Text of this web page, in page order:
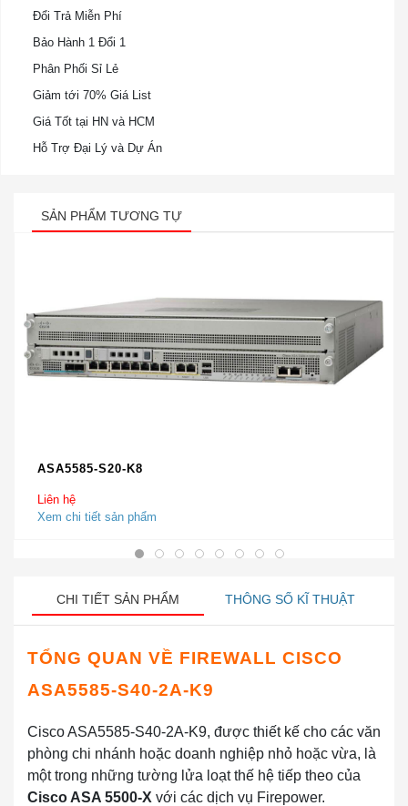
Đổi Trả Miễn Phí
Bảo Hành 1 Đổi 1
Phân Phối Sỉ Lẻ
Giảm tới 70% Giá List
Giá Tốt tại HN và HCM
Hỗ Trợ Đại Lý và Dự Án
SẢN PHẨM TƯƠNG TỰ
ASA5585-S20-K8
Liên hệ
Xem chi tiết sản phẩm
CHI TIẾT SẢN PHẨM THÔNG SỐ KĨ THUẬT
TỔNG QUAN VỀ FIREWALL CISCO
ASA5585-S40-2A-K9
Cisco ASA5585-S40-2A-K9, được thiết kế cho các văn
phòng chi nhánh hoặc doanh nghiệp nhỏ hoặc vừa, là
một trong những tường lửa loạt thế hệ tiếp theo của
Cisco ASA 5500-X với các dịch vụ Firepower.